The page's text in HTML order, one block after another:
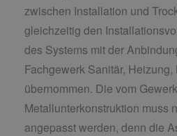
zwischen Installation und
gleichzeitig den
des Systems mit der
Fachgewerk Sanitär,
übernommen. Die vom
Metallunterkonstruktion muss
angepasst werden, denn die